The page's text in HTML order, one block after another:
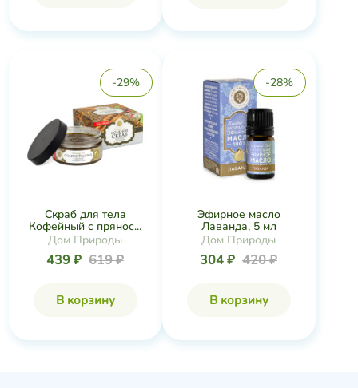
-29%
Скраб для тела
Кофейный с прянос...
Дом Природы
439 ₽ 619 ₽
В корзину
-28%
Эфирное масло
Лаванда, 5 мл
Дом Природы
304 ₽ 420 ₽
В корзину